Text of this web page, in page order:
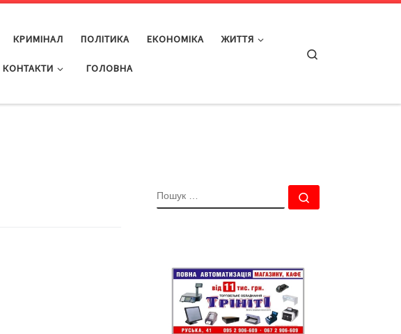
КРИМІНАЛ ПОЛІТИКА ЕКОНОМІКА ЖИТТЯ
КОНТАКТИ ГОЛОВНА
ПОШУК